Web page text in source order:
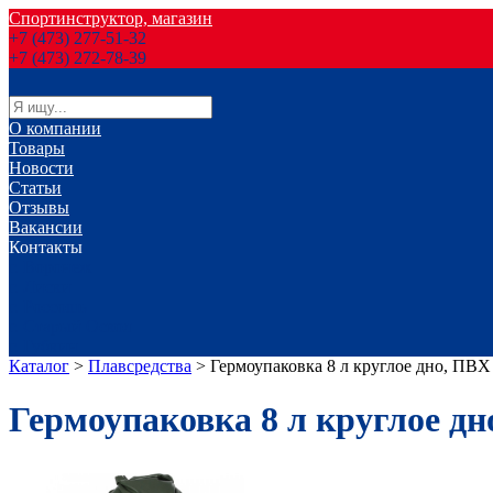
Спортинструктор, магазин
+7 (473) 277-51-32
+7 (473) 272-78-39
О компании
Товары
Новости
Статьи
Отзывы
Вакансии
Контакты
Каталог > Плавсредства > Гермоупаковка 8 л круглое дно, ПВХ
Гермоупаковка 8 л круглое